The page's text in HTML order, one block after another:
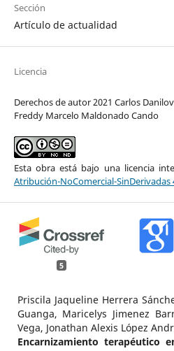
Sección
Artículo de actualidad
Licencia
Derechos de autor 2021 Carlos
Freddy Marcelo Maldonado Cando
Esta obra está bajo una licencia
Atribución-NoComercial-SinDerivadas
5
Priscila Jaqueline Herrera
Guanga, Maricelys Jimenez
Vega, Jonathan Alexis López
Encarnizamiento terapéutico